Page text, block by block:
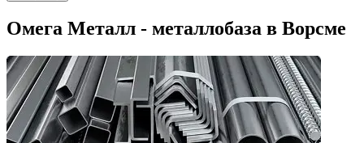
Омега Металл - металлобаза в Ворсме